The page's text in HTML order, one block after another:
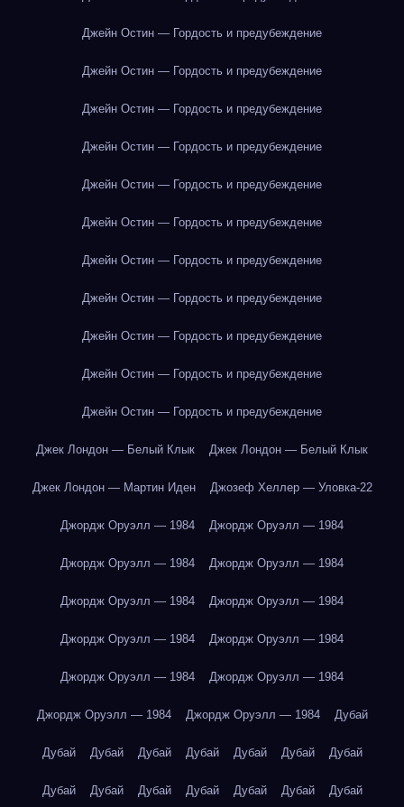
Джейн Остин — Гордость и предубеждение
Джейн Остин — Гордость и предубеждение
Джейн Остин — Гордость и предубеждение
Джейн Остин — Гордость и предубеждение
Джейн Остин — Гордость и предубеждение
Джейн Остин — Гордость и предубеждение
Джейн Остин — Гордость и предубеждение
Джейн Остин — Гордость и предубеждение
Джейн Остин — Гордость и предубеждение
Джейн Остин — Гордость и предубеждение
Джейн Остин — Гордость и предубеждение
Джек Лондон — Белый Клык Джек Лондон — Белый Клык
Джек Лондон — Мартин Иден Джозеф Хеллер — Уловка-22
Джордж Оруэлл — 1984 Джордж Оруэлл — 1984
Джордж Оруэлл — 1984 Джордж Оруэлл — 1984
Джордж Оруэлл — 1984 Джордж Оруэлл — 1984
Джордж Оруэлл — 1984 Джордж Оруэлл — 1984
Джордж Оруэлл — 1984 Джордж Оруэлл — 1984
Джордж Оруэлл — 1984 Джордж Оруэлл — 1984 Дубай
Дубай Дубай Дубай Дубай Дубай Дубай Дубай
Дубай Дубай Дубай Дубай Дубай Дубай Дубай